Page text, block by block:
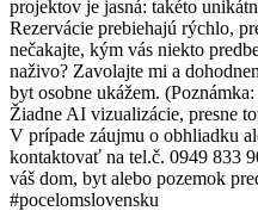
projektov je jasná: takéto
Rezervácie prebiehajú rýchlo,
nečakajte, kým vás niekto
naživo? Zavolajte mi a
byt osobne ukážem.
Žiadne AI vizualizácie, presne
V prípade záujmu o obhliadku
kontaktovať na tel.č. 0949 833
váš dom, byt alebo pozemok
#pocelomslovensku